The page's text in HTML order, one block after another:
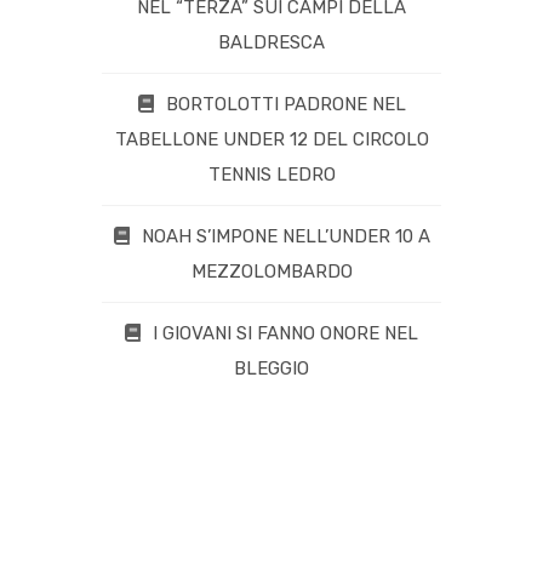
NEL “TERZA” SUI CAMPI DELLA
BALDRESCA
BORTOLOTTI PADRONE NEL
TABELLONE UNDER 12 DEL CIRCOLO
TENNIS LEDRO
NOAH S’IMPONE NELL’UNDER 10 A
MEZZOLOMBARDO
I GIOVANI SI FANNO ONORE NEL
BLEGGIO